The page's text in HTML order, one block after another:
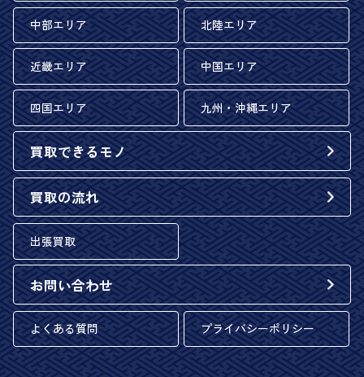
中部エリア 北陸エリア
近畿エリア 中国エリア
四国エリア 九州・沖縄エリア
買取できるモノ
買取の流れ
出張買取
お問い合わせ
よくある質問 プライバシーポリシー